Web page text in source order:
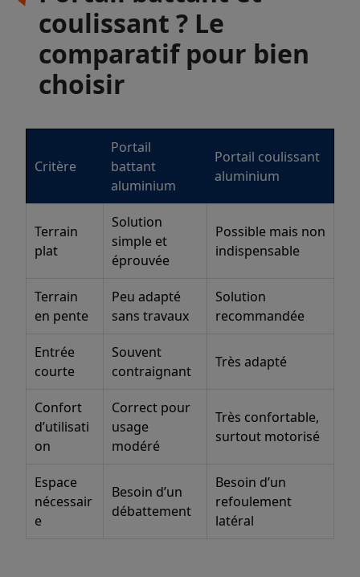
coulissant ? Le
comparatif pour bien
choisir
Critère
Portail
battant
aluminium
Portail coulissant
aluminium
Terrain
plat
Solution
simple et
éprouvée
Possible mais non
indispensable
Terrain
en pente
Peu adapté
sans travaux
Solution
recommandée
Entrée
courte
Souvent
contraignant
Très adapté
Confort
d’utilisati
on
Correct pour
usage
modéré
Très confortable,
surtout motorisé
Espace
nécessair
e
Besoin d’un
débattement
Besoin d’un
refoulement
latéral